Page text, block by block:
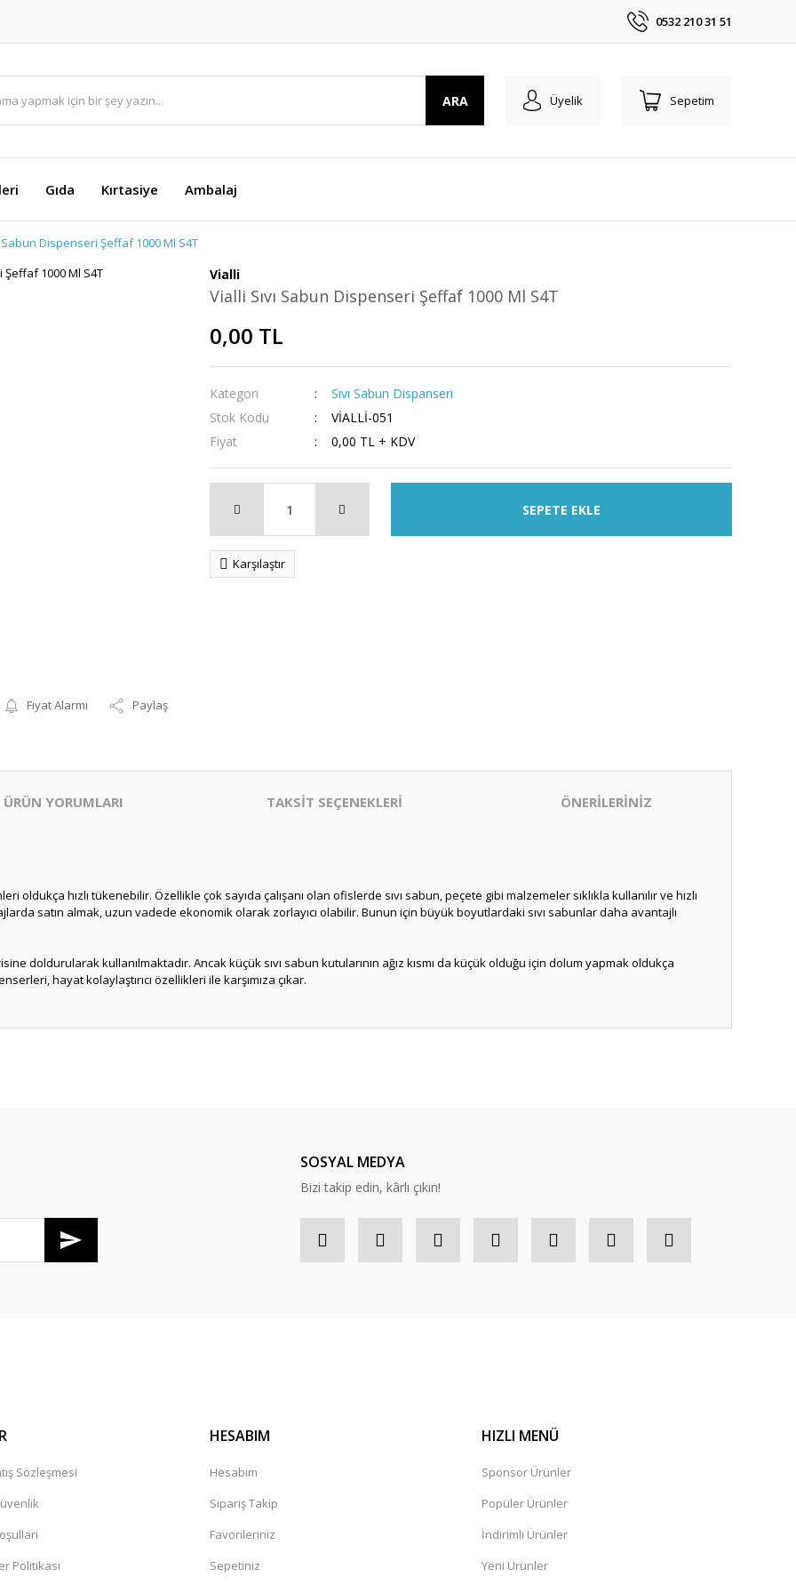
0532 210 31 51
ARA Üyelik Sepetim
Gıda Kırtasiye Ambalaj
Sabun Dispenseri Şeffaf 1000 Ml S4T
Fiyat Alarmı Paylaş
Vialli
Vialli Sıvı Sabun Dispenseri Şeffaf 1000 Ml S4T
0,00 TL
Kategori
Sıvı Sabun Dispanseri
Stok Kodu
VİALLİ-051
Fiyat
0,00 TL + KDV
SEPETE EKLE
Karşılaştır
ÜRÜN YORUMLARI TAKSİT SEÇENEKLERİ ÖNERİLERİNİZ
oldukça hızlı tükenebilir. Özellikle çok sayıda çalışanı olan ofislerde sıvı sabun, peçete gibi malzemeler sıklıkla kullanılır ve hızlı
satın almak, uzun vadede ekonomik olarak zorlayıcı olabilir. Bunun için büyük boyutlardaki sıvı sabunlar daha avantajlı
doldurularak kullanılmaktadır. Ancak küçük sıvı sabun kutularının ağız kısmı da küçük olduğu için dolum yapmak oldukça
hayat kolaylaştırıcı özellikleri ile karşımıza çıkar.
SOSYAL MEDYA
Bizi takip edin, kârlı çıkın!
Sözleşmesi
Politikası
HESABIM
Hesabım
Sipariş Takip
Favorileriniz
Sepetiniz
HIZLI MENÜ
Sponsor Ürünler
Popüler Ürünler
İndirimli Ürünler
Yeni Ürünler